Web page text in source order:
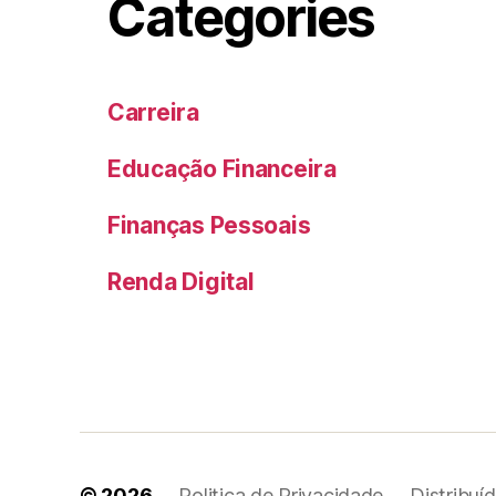
Categories
Carreira
Educação Financeira
Finanças Pessoais
Renda Digital